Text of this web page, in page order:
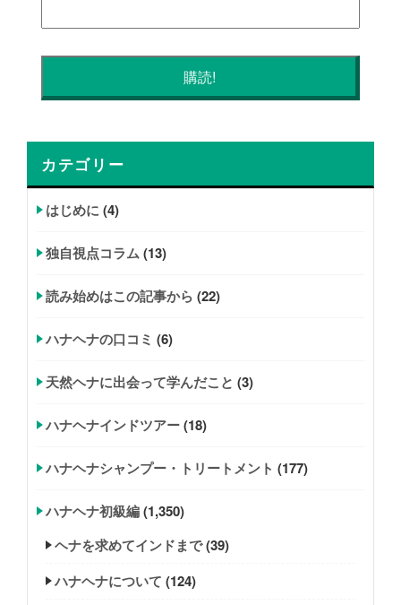
カテゴリー
はじめに(4)
独自視点コラム(13)
読み始めはこの記事から (22)
ハナヘナの口コミ (6)
天然ヘナに出会って学んだこと (3)
ハナヘナインドツアー(18)
ハナヘナシャンプー・トリートメント (177)
ハナヘナ初級編(1,350)
ヘナを求めてインドまで(39)
ハナヘナについて (124)